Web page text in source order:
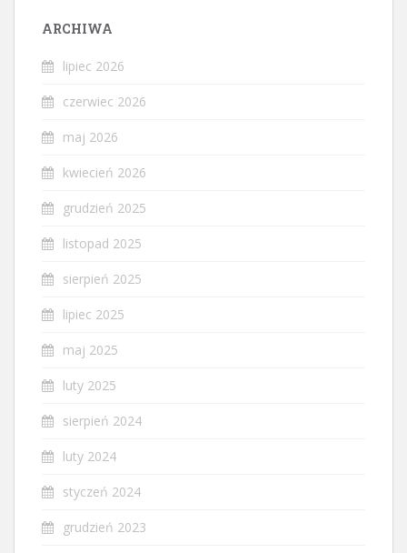
ARCHIWA
lipiec 2026
czerwiec 2026
maj 2026
kwiecień 2026
grudzień 2025
listopad 2025
sierpień 2025
lipiec 2025
maj 2025
luty 2025
sierpień 2024
luty 2024
styczeń 2024
grudzień 2023